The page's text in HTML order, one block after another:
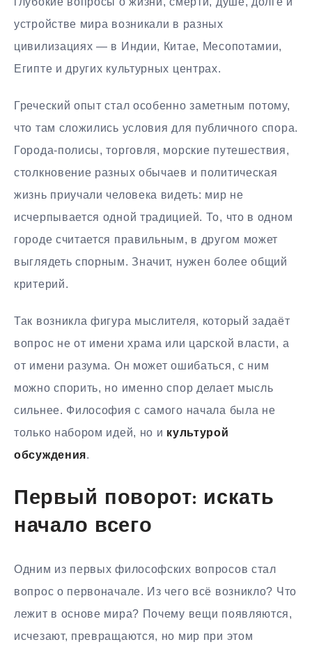
устройстве мира возникали в разных
цивилизациях — в Индии, Китае, Месопотамии,
Египте и других культурных центрах.
Греческий опыт стал особенно заметным потому,
что там сложились условия для публичного спора.
Города-полисы, торговля, морские путешествия,
столкновение разных обычаев и политическая
жизнь приучали человека видеть: мир не
исчерпывается одной традицией. То, что в одном
городе считается правильным, в другом может
выглядеть спорным. Значит, нужен более общий
критерий.
Так возникла фигура мыслителя, который задаёт
вопрос не от имени храма или царской власти, а
от имени разума. Он может ошибаться, с ним
можно спорить, но именно спор делает мысль
сильнее. Философия с самого начала была не
только набором идей, но и культурой
обсуждения.
Первый поворот: искать
начало всего
Одним из первых философских вопросов стал
вопрос о первоначале. Из чего всё возникло? Что
лежит в основе мира? Почему вещи появляются,
исчезают, превращаются, но мир при этом